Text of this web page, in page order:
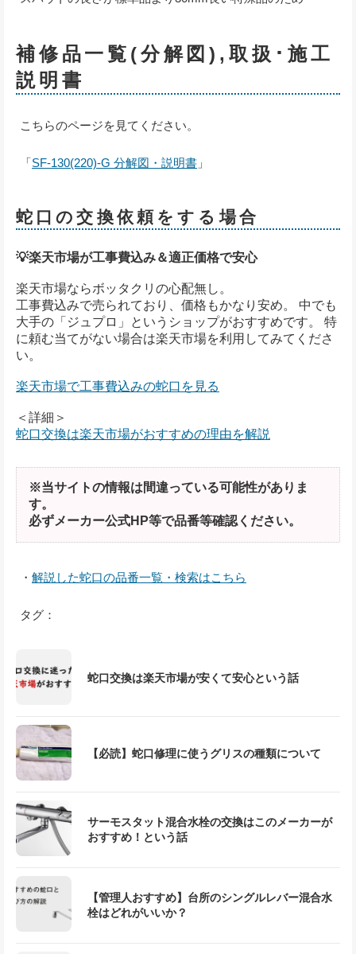
補修品一覧(分解図),取扱･施工
説明書
こちらのページを見てください。
「SF-130(220)-G 分解図・説明書 」
蛇口の交換依頼をする場合
💡楽天市場が工事費込み＆適正価格で安心
楽天市場ならボッタクリの心配無し。
工事費込みで売られており、価格もかなり安め。 中でも
大手の「ジュプロ」というショップがおすすめです。 特
に頼む当てがない場合は楽天市場を利用してみてくださ
い。
楽天市場で工事費込みの蛇口を見る
＜詳細＞
蛇口交換は楽天市場がおすすめの理由を解説
※当サイトの情報は間違っている可能性がありま
す。
必ずメーカー公式HP等で品番等確認ください。
・ 解説した蛇口の品番一覧・検索はこちら
タグ：
蛇口交換は楽天市場が安くて安心という話
【必読】蛇口修理に使うグリスの種類について
サーモスタット混合水栓の交換はこのメーカーが
おすすめ！という話
【管理人おすすめ】台所のシングルレバー混合水
栓はどれがいいか？